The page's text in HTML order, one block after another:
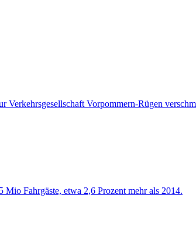
Verkehrsgesellschaft Vorpommern-Rügen
Fahrgäste, etwa 2,6 Prozent mehr als 2014.